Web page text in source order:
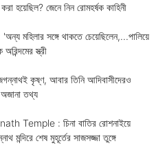
হয়েছিল? জেনে নিন রোমহর্ষক কাহিনী
মহিলার সঙ্গে থাকতে চেয়েছিলেন,...পালিয়ে
স্ত্রী
কৃষ্ণ, আবার তিনি আদিবাসীদেরও
অজানা তথ্য
Temple : চিনা বাতির রোশনাইয়ে
মন্দিরে শেষ মুহূর্তের সাজসজ্জা তুঙ্গে